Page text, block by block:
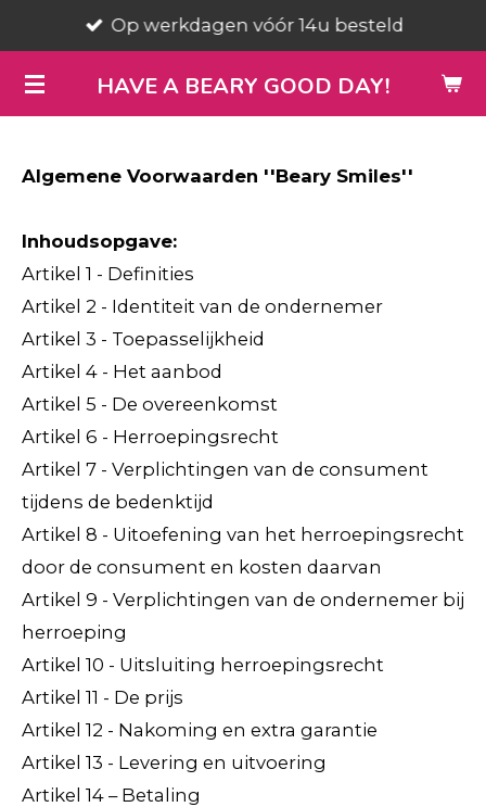
direct
naar
de
HAVE A BEARY GOOD DAY!
Op werkdagen vóór 14u besteld
Algemene Voorwaarden ''Beary Smiles''
Inhoudsopgave:
Artikel 1 - Definities
Artikel 2 - Identiteit van de ondernemer
Artikel 3 - Toepasselijkheid
Artikel 4 - Het aanbod
Artikel 5 - De overeenkomst
Artikel 6 - Herroepingsrecht
Artikel 7 - Verplichtingen van de consument
tijdens de bedenktijd
Artikel 8 - Uitoefening van het herroepingsrecht
door de consument en kosten daarvan
Artikel 9 - Verplichtingen van de ondernemer bij
herroeping
Artikel 10 - Uitsluiting herroepingsrecht
Artikel 11 - De prijs
Artikel 12 - Nakoming en extra garantie
Artikel 13 - Levering en uitvoering
Artikel 14 – Betaling